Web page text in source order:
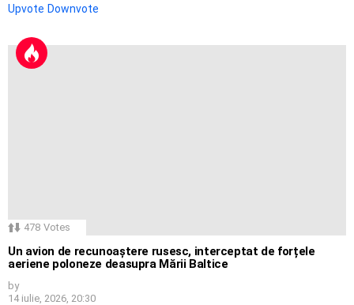
Upvote Downvote
478 Votes
Un avion de recunoaștere rusesc, interceptat de forțele
aeriene poloneze deasupra Mării Baltice
by
14 iulie, 2026, 20:30